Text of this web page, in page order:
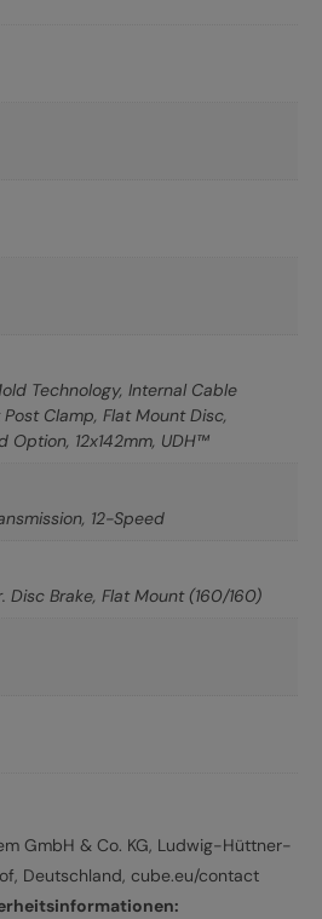
Technology, Internal Cable
Clamp, Flat Mount Disc,
Option, 12x142mm, UDH™
12-Speed
Disc Brake, Flat Mount (160/160)
GmbH & Co. KG, Ludwig-Hüttner-
Deutschland, cube.eu/contact